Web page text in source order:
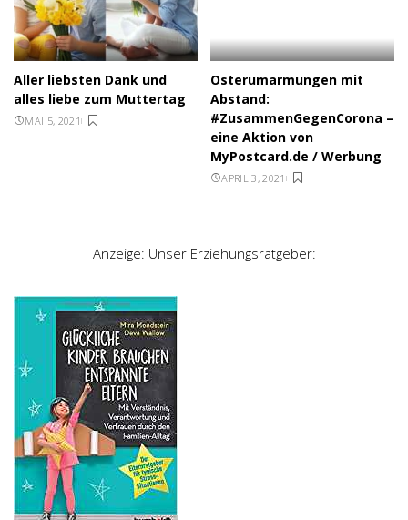
Aller liebsten Dank und
alles liebe zum Muttertag
MAI 5, 2021
Osterumarmungen mit
Abstand:
#ZusammenGegenCorona –
eine Aktion von
MyPostcard.de / Werbung
APRIL 3, 2021
Anzeige: Unser Erziehungsratgeber: